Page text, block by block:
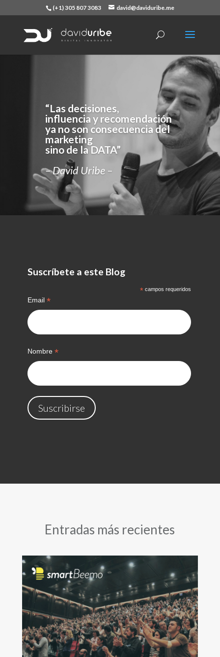
(+1) 305 807 3083 david@daviduribe.me
“Las decisiones,
influencia y recomendación
ya no son consecuencia del
marketing
sino de la DATA”
– David Uribe –
Suscríbete a este Blog
* campos requeridos
Email *
Nombre *
Entradas más recientes